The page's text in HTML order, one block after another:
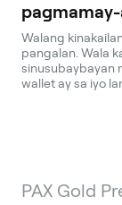
Walang
pangalan. Wala
sinusubaybayan
wallet ay sa iyo
PAX Gold